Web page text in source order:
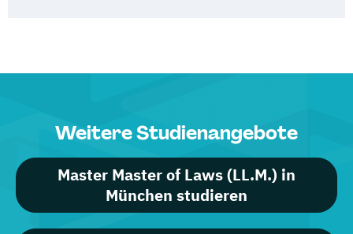
Weitere Studienangebote
Master Master of Laws (LL.M.) in
München studieren